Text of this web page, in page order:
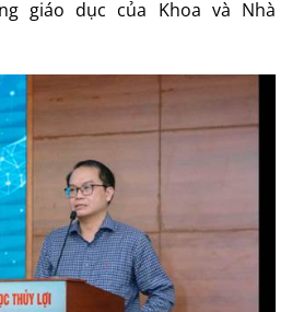
giáo dục của Khoa và Nhà